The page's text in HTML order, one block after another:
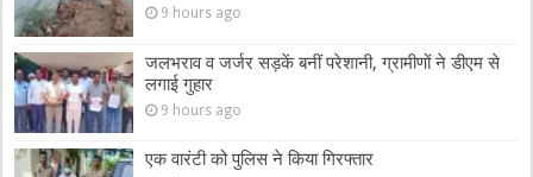
9 hours ago
जलभराव व जर्जर सड़कें बनीं परेशानी, ग्रामीणों ने डीएम से
लगाई गुहार
9 hours ago
एक वारंटी को पुलिस ने किया गिरफ्तार